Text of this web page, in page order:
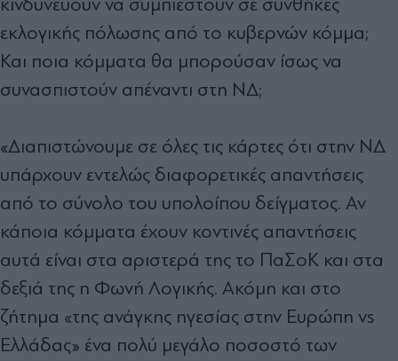
κινδυνεύουν να συμπιεστούν σε συνθήκες
εκλογικής πόλωσης από το κυβερνών κόμμα;
Και ποια κόμματα θα μπορούσαν ίσως να
συνασπιστούν απέναντι στη ΝΔ;
«Διαπιστώνουμε σε όλες τις κάρτες ότι στην ΝΔ
υπάρχουν εντελώς διαφορετικές απαντήσεις
από το σύνολο του υπολοίπου δείγματος. Αν
κάποια κόμματα έχουν κοντινές απαντήσεις
αυτά είναι στα αριστερά της το ΠαΣοΚ και στα
δεξιά της η Φωνή Λογικής. Ακόμη και στο
ζήτημα «της ανάγκης ηγεσίας στην Ευρώπη vs
Ελλάδας» ένα πολύ μεγάλο ποσοστό των